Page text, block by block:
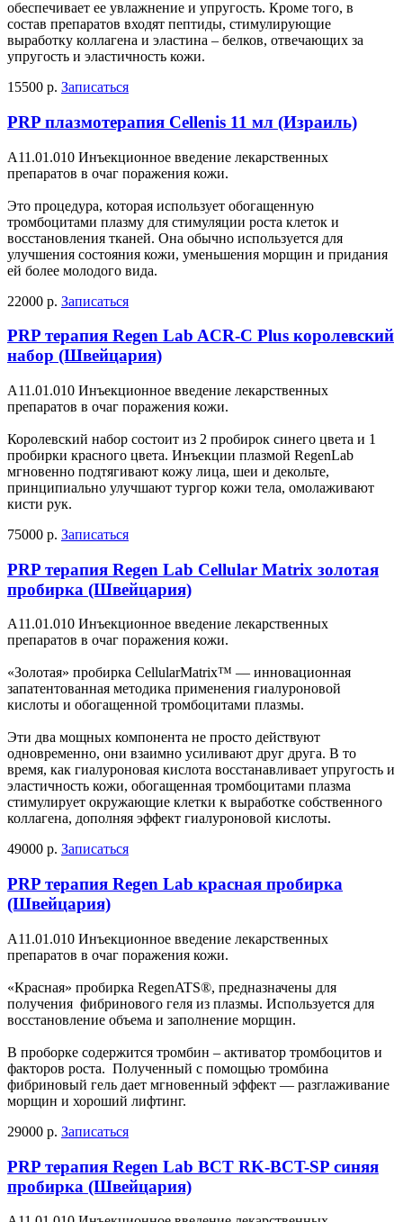
обеспечивает ее увлажнение и упругость. Кроме того, в
состав препаратов входят пептиды, стимулирующие
выработку коллагена и эластина – белков, отвечающих за
упругость и эластичность кожи.
15500 р. Записаться
PRP плазмотерапия Cellenis 11 мл (Израиль)
А11.01.010 Инъекционное введение лекарственных
препаратов в очаг поражения кожи.
Это процедура, которая использует обогащенную
тромбоцитами плазму для стимуляции роста клеток и
восстановления тканей. Она обычно используется для
улучшения состояния кожи, уменьшения морщин и придания
ей более молодого вида.
22000 р. Записаться
PRP терапия Regen Lab ACR-C Plus королевский
набор (Швейцария)
А11.01.010 Инъекционное введение лекарственных
препаратов в очаг поражения кожи.
Королевский набор состоит из 2 пробирок синего цвета и 1
пробирки красного цвета. Инъекции плазмой RegenLab
мгновенно подтягивают кожу лица, шеи и декольте,
принципиально улучшают тургор кожи тела, омолаживают
кисти рук.
75000 р. Записаться
PRP терапия Regen Lab Cellular Matrix золотая
пробирка (Швейцария)
А11.01.010 Инъекционное введение лекарственных
препаратов в очаг поражения кожи.
«Золотая» пробирка CellularMatrix™ — инновационная
запатентованная методика применения гиалуроновой
кислоты и обогащенной тромбоцитами плазмы.
Эти два мощных компонента не просто действуют
одновременно, они взаимно усиливают друг друга. В то
время, как гиалуроновая кислота восстанавливает упругость и
эластичность кожи, обогащенная тромбоцитами плазма
стимулирует окружающие клетки к выработке собственного
коллагена, дополняя эффект гиалуроновой кислоты.
49000 р. Записаться
PRP терапия Regen Lab красная пробирка
(Швейцария)
А11.01.010 Инъекционное введение лекарственных
препаратов в очаг поражения кожи.
«Красная» пробирка RegenATS®, предназначены для
получения фибринового геля из плазмы. Используется для
восстановление объема и заполнение морщин.
В проборке содержится тромбин – активатор тромбоцитов и
факторов роста. Полученный с помощью тромбина
фибриновый гель дает мгновенный эффект — разглаживание
морщин и хороший лифтинг.
29000 р. Записаться
PRP терапия Regen Lab BCT RK-BCT-SP синяя
пробирка (Швейцария)